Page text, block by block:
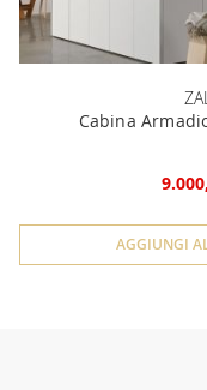
Cabina
AGGIUNGI